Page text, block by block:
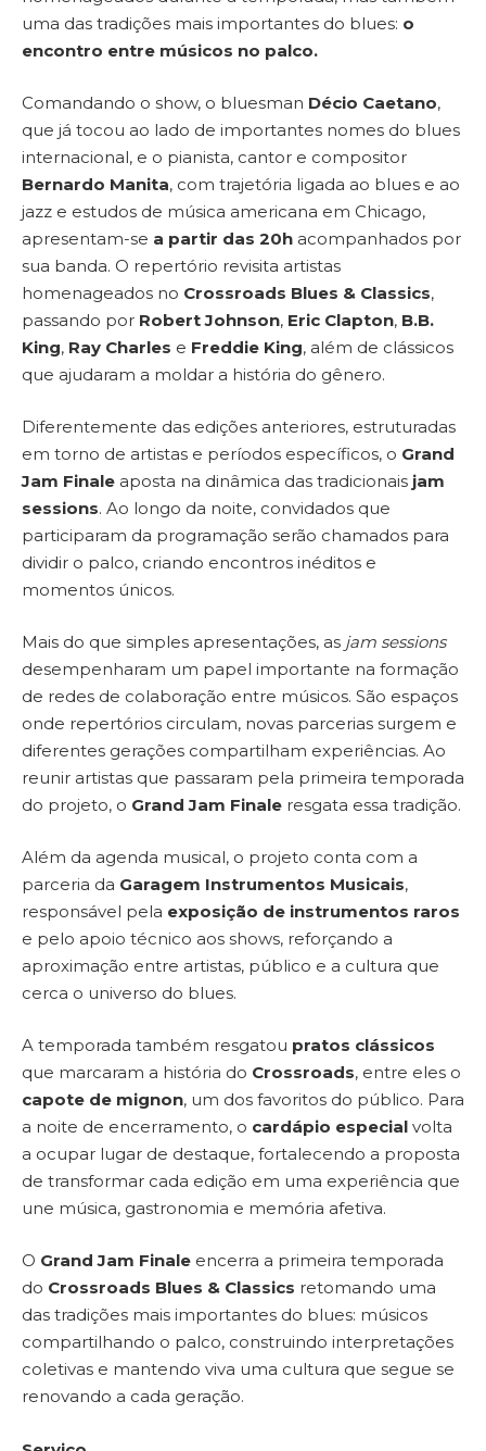
uma das tradições mais importantes do blues: o
encontro entre músicos no palco.
Comandando o show, o bluesman Décio Caetano,
que já tocou ao lado de importantes nomes do blues
internacional, e o pianista, cantor e compositor
Bernardo Manita, com trajetória ligada ao blues e ao
jazz e estudos de música americana em Chicago,
apresentam-se a partir das 20h acompanhados por
sua banda. O repertório revisita artistas
homenageados no Crossroads Blues & Classics,
passando por Robert Johnson, Eric Clapton, B.B.
King, Ray Charles e Freddie King, além de clássicos
que ajudaram a moldar a história do gênero.
Diferentemente das edições anteriores, estruturadas
em torno de artistas e períodos específicos, o Grand
Jam Finale aposta na dinâmica das tradicionais jam
sessions. Ao longo da noite, convidados que
participaram da programação serão chamados para
dividir o palco, criando encontros inéditos e
momentos únicos.
Mais do que simples apresentações, as jam sessions
desempenharam um papel importante na formação
de redes de colaboração entre músicos. São espaços
onde repertórios circulam, novas parcerias surgem e
diferentes gerações compartilham experiências. Ao
reunir artistas que passaram pela primeira temporada
do projeto, o Grand Jam Finale resgata essa tradição.
Além da agenda musical, o projeto conta com a
parceria da Garagem Instrumentos Musicais,
responsável pela exposição de instrumentos raros
e pelo apoio técnico aos shows, reforçando a
aproximação entre artistas, público e a cultura que
cerca o universo do blues.
A temporada também resgatou pratos clássicos
que marcaram a história do Crossroads, entre eles o
capote de mignon, um dos favoritos do público. Para
a noite de encerramento, o cardápio especial volta
a ocupar lugar de destaque, fortalecendo a proposta
de transformar cada edição em uma experiência que
une música, gastronomia e memória afetiva.
O Grand Jam Finale encerra a primeira temporada
do Crossroads Blues & Classics retomando uma
das tradições mais importantes do blues: músicos
compartilhando o palco, construindo interpretações
coletivas e mantendo viva uma cultura que segue se
renovando a cada geração.